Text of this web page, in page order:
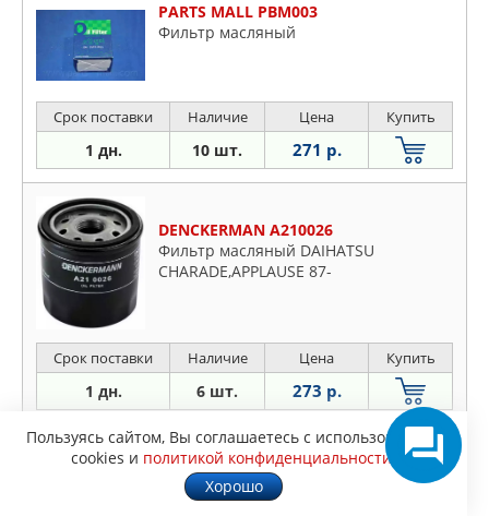
PARTS MALL PBM003
Фильтр масляный
Срок поставки Наличие Цена Купить
1 дн. 10 шт. 271 р.
DENCKERMAN A210026
Фильтр масляный DAIHATSU
CHARADE,APPLAUSE 87-
Срок поставки Наличие Цена Купить
1 дн. 6 шт. 273 р.
SCT SM160
Масляный фильтр DAEWOO MATIZ
/CHEVROLET AVEO/SUZUKI BALENO
Пользуясь сайтом, Вы соглашаетесь с использованием
cookies и политикой конфиденциальности
Хорошо